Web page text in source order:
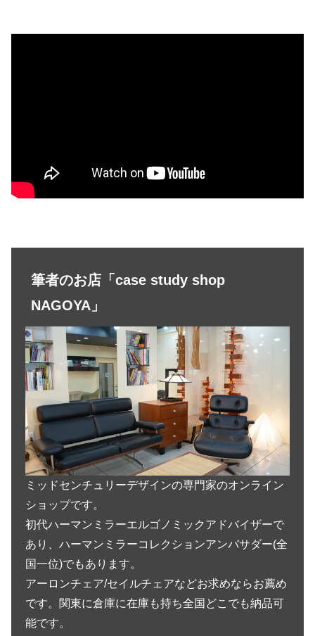
筆者のお店「case study shop
NAGOYA」
ミッドセンチュリーデザインの専門家のオンライン
ショップです。
初代ハーマンミラーエルゴノミックアドバイザーで
あり、ハーマンミラーコレクションアンバサダー(全
国一位)でもあります。
アーロンチェア/セイルチェアなどお求めならお薦め
です。関東に倉庫に在庫も持ち全国どこでも納品可
能です。